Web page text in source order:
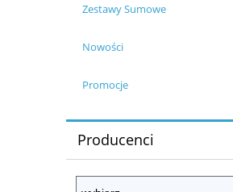
Zestawy Sumowe
Nowości
Promocje
Producenci